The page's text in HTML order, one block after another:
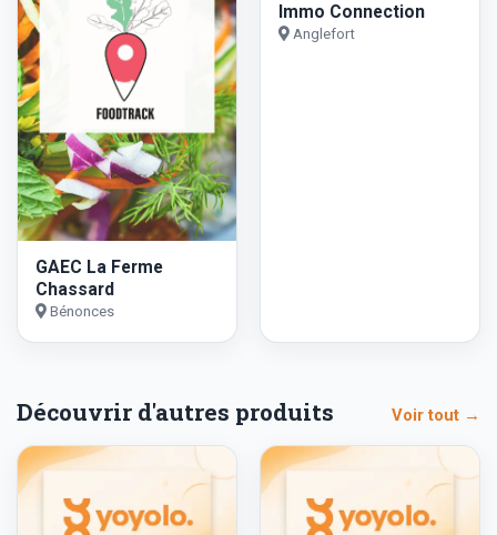
GAEC La Ferme
Chassard
Bénonces
Immo Connection
Anglefort
Découvrir d'autres produits Voir tout →